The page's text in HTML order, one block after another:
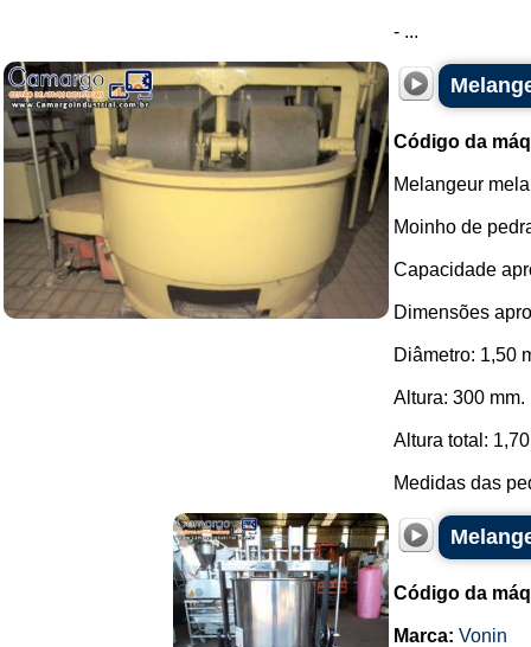
- ...
Código da
Melangeur
Moinho de
Capacidade
Dimensões
Diâmetro: 1,50
Altura: 300 mm.
Altura total:
Medidas das
Código da
Marca: Vonin